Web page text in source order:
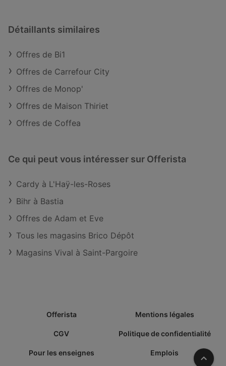
Détaillants similaires
Offres de Bi1
Offres de Carrefour City
Offres de Monop'
Offres de Maison Thiriet
Offres de Coffea
Ce qui peut vous intéresser sur Offerista
Cardy à L'Haÿ-les-Roses
Bihr à Bastia
Offres de Adam et Eve
Tous les magasins Brico Dépôt
Magasins Vival à Saint-Pargoire
Offerista Mentions légales
CGV Politique de confidentialité
Pour les enseignes Emplois Vers